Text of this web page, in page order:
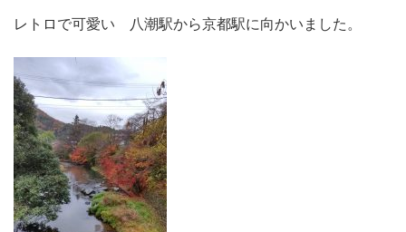
レトロで可愛い 八潮駅から京都駅に向かいました。